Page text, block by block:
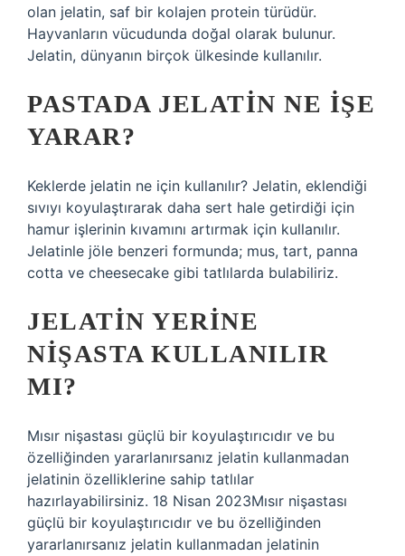
olan jelatin, saf bir kolajen protein türüdür.
Hayvanların vücudunda doğal olarak bulunur.
Jelatin, dünyanın birçok ülkesinde kullanılır.
PASTADA JELATIN NE IŞE
YARAR?
Keklerde jelatin ne için kullanılır? Jelatin, eklendiği
sıvıyı koyulaştırarak daha sert hale getirdiği için
hamur işlerinin kıvamını artırmak için kullanılır.
Jelatinle jöle benzeri formunda; mus, tart, panna
cotta ve cheesecake gibi tatlılarda bulabiliriz.
JELATIN YERINE
NIŞASTA KULLANILIR
MI?
Mısır nişastası güçlü bir koyulaştırıcıdır ve bu
özelliğinden yararlanırsanız jelatin kullanmadan
jelatinin özelliklerine sahip tatlılar
hazırlayabilirsiniz. 18 Nisan 2023Mısır nişastası
güçlü bir koyulaştırıcıdır ve bu özelliğinden
yararlanırsanız jelatin kullanmadan jelatinin